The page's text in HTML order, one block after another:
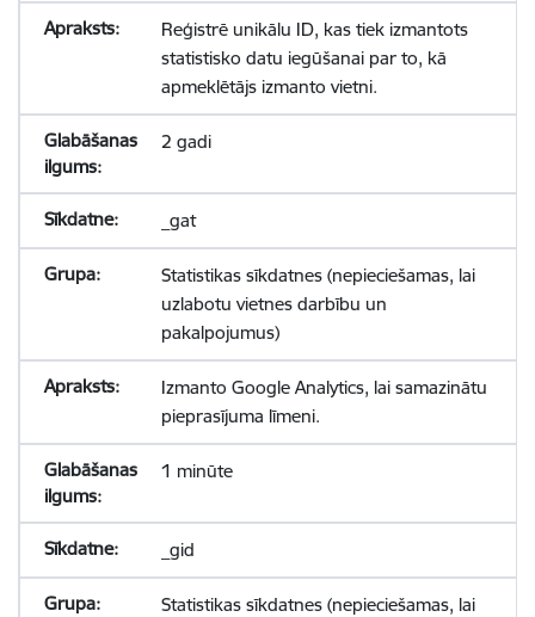
Reģistrē unikālu ID, kas tiek izmantots
statistisko datu iegūšanai par to, kā
apmeklētājs izmanto vietni.
2 gadi
_gat
Statistikas sīkdatnes (nepieciešamas, lai
uzlabotu vietnes darbību un
pakalpojumus)
Izmanto Google Analytics, lai samazinātu
pieprasījuma līmeni.
1 minūte
_gid
Statistikas sīkdatnes (nepieciešamas, lai